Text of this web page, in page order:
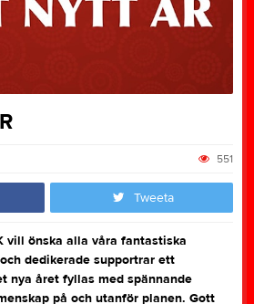
551
Tweeta
vill önska alla våra fantastiska
dedikerade supportrar ett
nya året fyllas med spännande
på och utanför planen. Gott